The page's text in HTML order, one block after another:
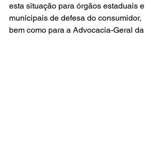
esta situação para órgãos estaduais e
municipais de defesa do consumidor,
bem como para a Advocacia-Geral da